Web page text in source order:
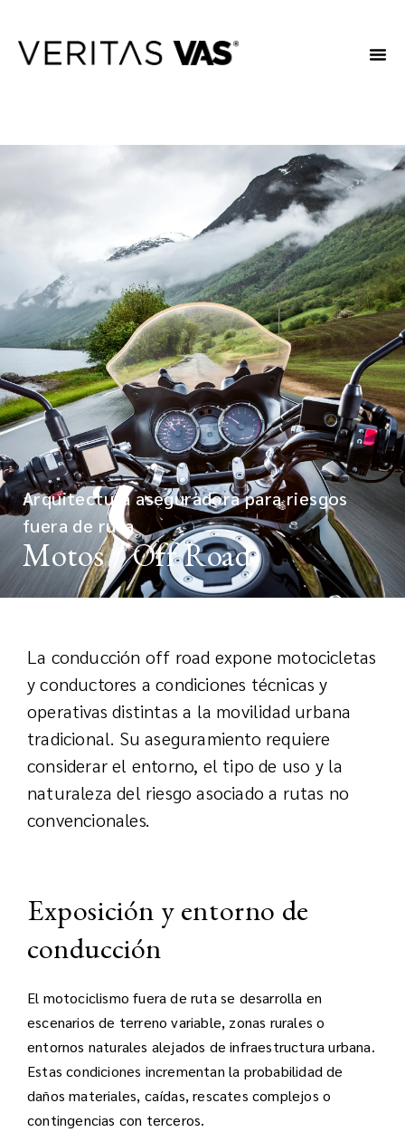
Arquitectura aseguradora para riesgos
fuera de ruta
Motos / Off Road
La conducción off road expone motocicletas
y conductores a condiciones técnicas y
operativas distintas a la movilidad urbana
tradicional. Su aseguramiento requiere
considerar el entorno, el tipo de uso y la
naturaleza del riesgo asociado a rutas no
convencionales.
Exposición y entorno de
conducción
El motociclismo fuera de ruta se desarrolla en
escenarios de terreno variable, zonas rurales o
entornos naturales alejados de infraestructura urbana.
Estas condiciones incrementan la probabilidad de
daños materiales, caídas, rescates complejos o
contingencias con terceros.